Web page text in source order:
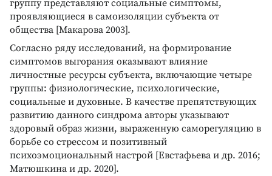
группу представляют социальные симптомы,
проявляющиеся в самоизоляции субъекта от
общества [Макарова 2003].
Согласно ряду исследований, на формирование
симптомов выгорания оказывают влияние
личностные ресурсы субъекта, включающие четыре
группы: физиологические, психологические,
социальные и духовные. В качестве препятствующих
развитию данного синдрома авторы указывают
здоровый образ жизни, выраженную саморегуляцию в
борьбе со стрессом и позитивный
психоэмоциональный настрой [Евстафьева и др. 2016;
Матюшкина и др. 2020].